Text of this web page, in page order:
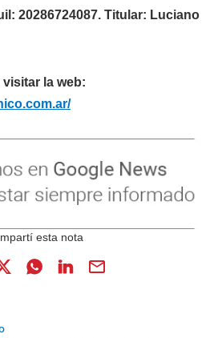
20286724087. Titular: Luciano
la web: